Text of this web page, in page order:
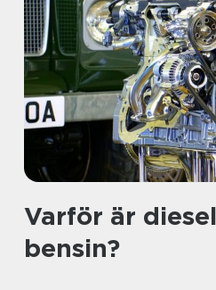
Varför är
bensin?